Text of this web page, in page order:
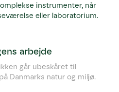
instrumenter, når
eller laboratorium.
arbejde
går ubeskåret til
Danmarks natur og miljø.